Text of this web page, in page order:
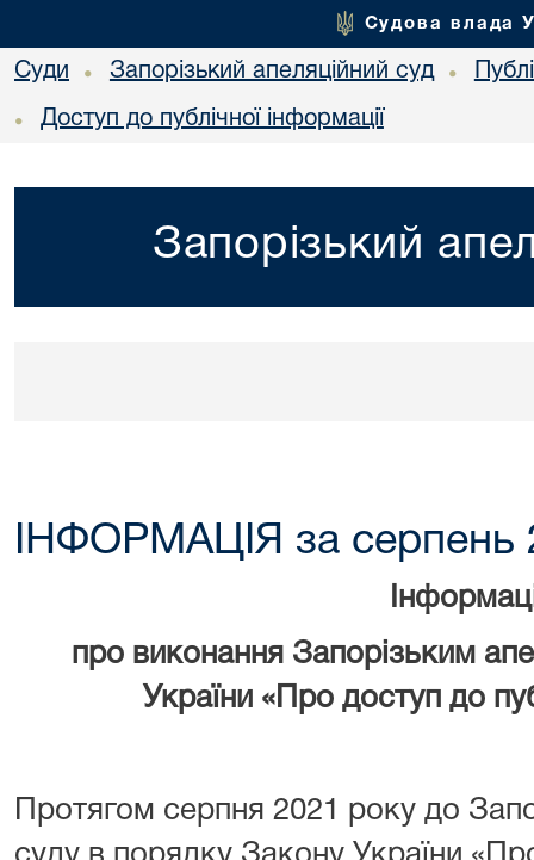
Судова влада
Суди • Запорізький апеляційний суд •
• Доступ до публічної інформації
Запорізький
ІНФОРМАЦІЯ за серпень
про виконання Запорізьким
України «Про доступ до
Протягом серпня 2021 року до